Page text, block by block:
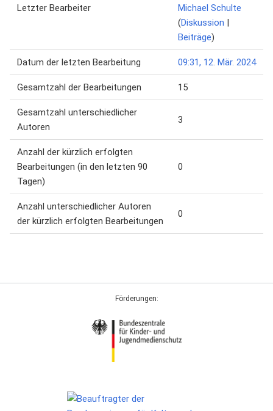
Letzter Bearbeiter
Michael Schulte
(Diskussion |
Beiträge)
Datum der letzten Bearbeitung 09:31, 12. Mär. 2024
Gesamtzahl der Bearbeitungen 15
Gesamtzahl unterschiedlicher
Autoren
3
Anzahl der kürzlich erfolgten
Bearbeitungen (in den letzten 90
Tagen)
0
Anzahl unterschiedlicher Autoren
der kürzlich erfolgten Bearbeitungen
0
Förderungen: